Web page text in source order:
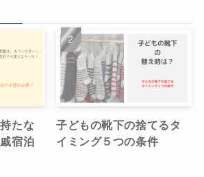
たな
宿泊
子どもの靴下の捨てるタ
イミング５つの条件